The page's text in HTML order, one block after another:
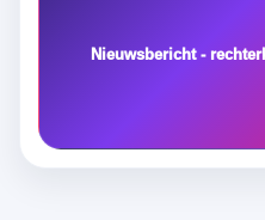
Nieuwsbericht -